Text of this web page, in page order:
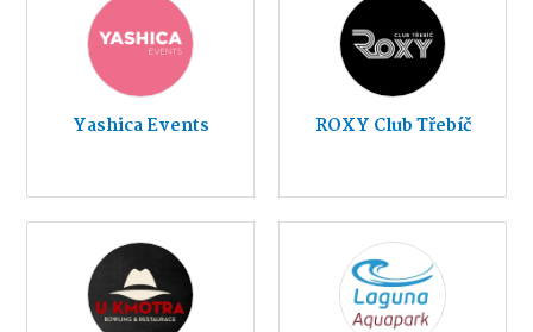
Yashica Events ROXY Club Třebíč